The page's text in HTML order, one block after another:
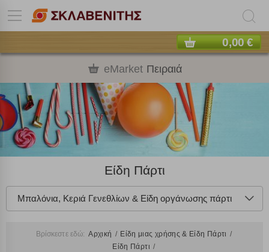
0,00 €
eMarket Πειραιά
Είδη Πάρτι
Μπαλόνια, Κεριά Γενεθλίων & Είδη οργάνωσης πάρτι
Βρίσκεστε εδώ: Αρχική
Είδη μιας χρήσης & Είδη Πάρτι
Είδη Πάρτι